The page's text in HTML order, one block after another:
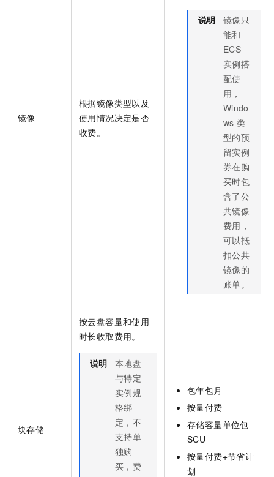
镜像
根据镜像类型以及
使用情况决定是否
收费。
说明
镜像只
能和
ECS
实例搭
配使
用，
Windo
ws 类
型的预
留实例
券在购
买时包
含了公
共镜像
费用，
可以抵
扣公共
镜像的
账单。
块存储
按云盘容量和使用
时长收取费用。
说明
本地盘
与特定
实例规
格绑
定，不
支持单
独购
买，费
包年包月
按量付费
存储容量单位包
SCU
按量付费+节省计
划